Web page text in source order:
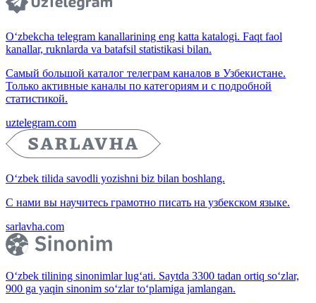
O‘zbekcha telegram kanallarining eng katta katalogi. Faqt faol
kanallar, ruknlarda va batafsil statistikasi bilan.
Самый большой каталог телеграм каналов в Узбекистане.
Только активные каналы по категориям и с подробной
статистикой.
uztelegram.com
O‘zbek tilida savodli yozishni biz bilan boshlang.
С нами вы научитесь грамотно писать на узбекском языке.
sarlavha.com
O‘zbek tilining sinonimlar lug‘ati. Saytda 3300 tadan ortiq so‘zlar,
900 ga yaqin sinonim so‘zlar to‘plamiga jamlangan.